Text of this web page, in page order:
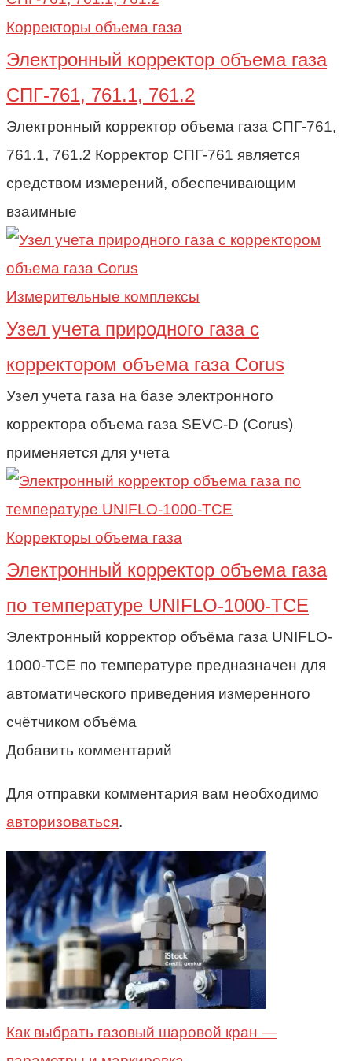
Корректоры объема газа
Электронный корректор объема газа
СПГ-761, 761.1, 761.2
Электронный корректор объема газа СПГ-761,
761.1, 761.2 Корректор СПГ-761 является
средством измерений, обеспечивающим
взаимные
Измерительные комплексы
Узел учета природного газа c
корректором объема газа Corus
Узел учета газа на базе электронного
корректора объема газа SEVC-D (Corus)
применяется для учета
Корректоры объема газа
Электронный корректор объема газа
по температуре UNIFLO-1000-TCE
Электронный корректор объёма газа UNIFLO-
1000-TCE по температуре предназначен для
автоматического приведения измеренного
счётчиком объёма
Добавить комментарий
Для отправки комментария вам необходимо
авторизоваться.
Как выбрать газовый шаровой кран —